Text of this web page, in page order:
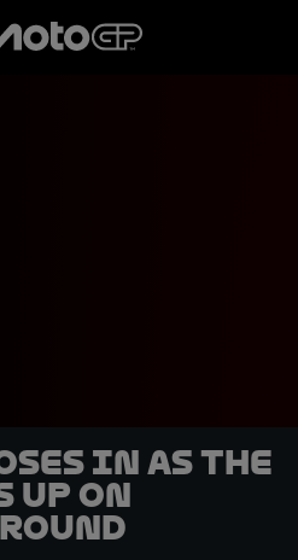
in as the
up on